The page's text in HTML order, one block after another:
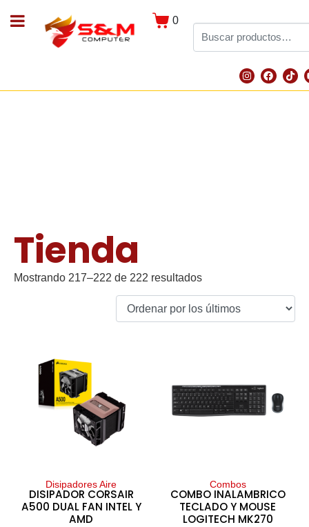
0
Tienda
Mostrando 217–222 de 222 resultados
Disipadores Aire
DISIPADOR CORSAIR
A500 DUAL FAN INTEL Y
AMD
Combos
COMBO INALAMBRICO
TECLADO Y MOUSE
LOGITECH MK270